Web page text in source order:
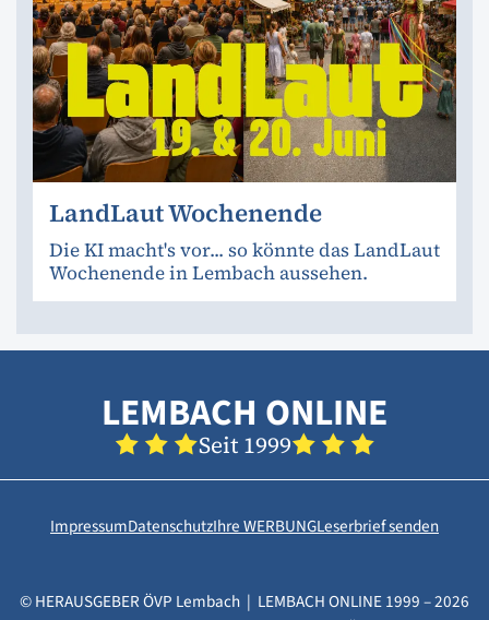
LandLaut Wochenende
Die KI macht's vor... so könnte das LandLaut
Wochenende in Lembach aussehen.
LEMBACH ONLINE
Seit 1999
ImpressumDatenschutzIhre WERBUNGLeserbrief senden
© HERAUSGEBER ÖVP Lembach | LEMBACH ONLINE 1999 – 2026